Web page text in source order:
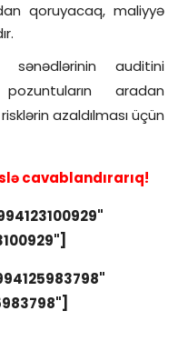
qoruyacaq, maliyyə
sənədlərinin auditini
aradan
azaldılması üçün
cavablandırarıq!